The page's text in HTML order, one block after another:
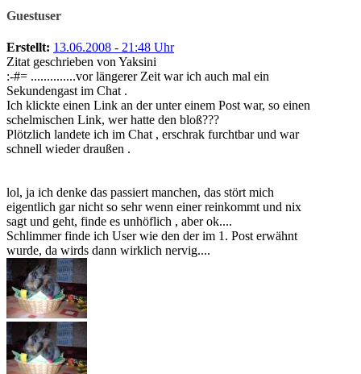
Guestuser
Erstellt: 13.06.2008 - 21:48 Uhr
Zitat geschrieben von Yaksini
:-#= ..............vor längerer Zeit war ich auch mal ein
Sekundengast im Chat .
Ich klickte einen Link an der unter einem Post war, so einen
schelmischen Link, wer hatte den bloß???
Plötzlich landete ich im Chat , erschrak furchtbar und war
schnell wieder draußen .
lol, ja ich denke das passiert manchen, das stört mich
eigentlich gar nicht so sehr wenn einer reinkommt und nix
sagt und geht, finde es unhöflich , aber ok....
Schlimmer finde ich User wie den der im 1. Post erwähnt
wurde, da wirds dann wirklich nervig....